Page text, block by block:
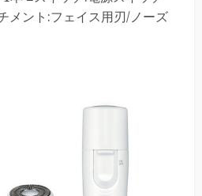
メント:フェイス用刃/ノーズ